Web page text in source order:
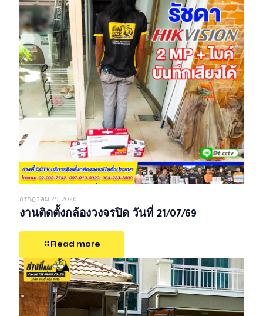
กรกฎาคม 29, 2026
งานติดตั้งกล้องวงจรปิด วันที่ 21/07/69
Read more